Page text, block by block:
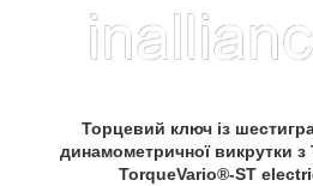
Торцевий ключ із
динамометричної викрутки
TorqueVario®-ST